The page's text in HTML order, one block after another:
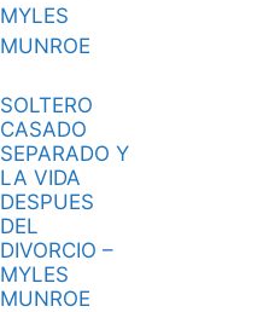
SOLTERO
CASADO
SEPARADO Y
LA VIDA
DESPUES
DEL
DIVORCIO –
MYLES
MUNROE